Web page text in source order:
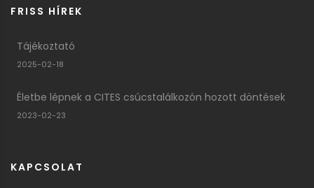
FRISS HÍREK
Tájékoztató
2025-02-18
Életbe lépnek a CITES csúcstalálkozón hozott döntések
2023-02-23
KAPCSOLAT